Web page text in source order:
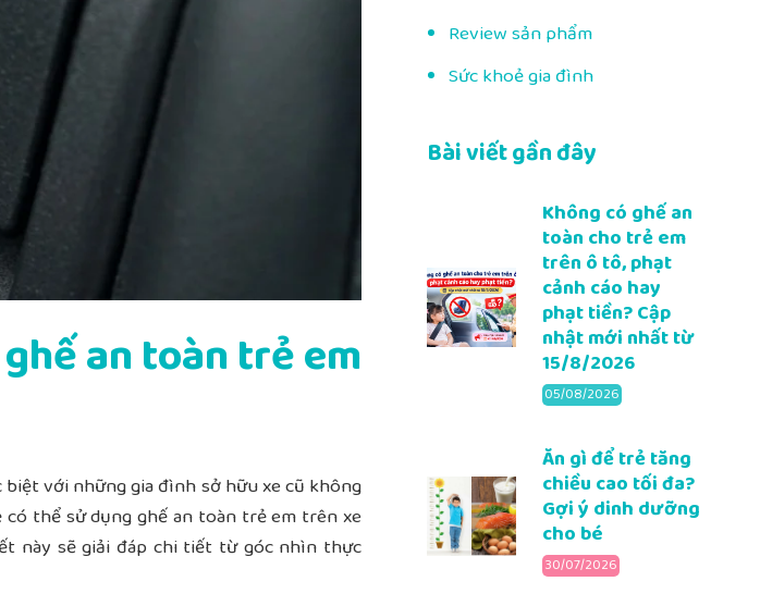
an toàn trẻ em
biệt với những gia đình sở hữu xe cũ không
thể sử dụng ghế an toàn trẻ em trên xe
này sẽ giải đáp chi tiết từ góc nhìn thực
Review sản phẩm
Sức khoẻ gia đình
Bài viết gần đây
Không có ghế an
toàn cho trẻ em
trên ô tô, phạt
cảnh cáo hay
phạt tiền? Cập
nhật mới nhất từ
15/8/2026
05/08/2026
Ăn gì để trẻ tăng
chiều cao tối đa?
Gợi ý dinh dưỡng
cho bé
30/07/2026